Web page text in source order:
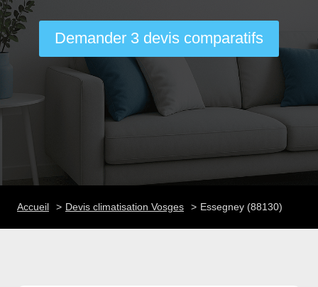
Demander 3 devis comparatifs
Accueil Devis climatisation Vosges Essegney (88130)